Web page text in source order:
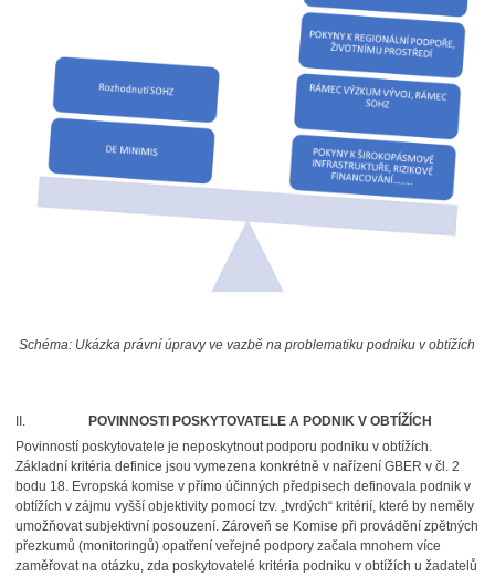
Schéma: Ukázka právní úpravy ve vazbě na problematiku podniku v obtížích
II.
POVINNOSTI POSKYTOVATELE A PODNIK V OBTÍŽÍCH
Povinností poskytovatele je neposkytnout podporu podniku v obtížích.
Základní kritéria definice jsou vymezena konkrétně v nařízení GBER v čl. 2
bodu 18. Evropská komise v přímo účinných předpisech definovala podnik v
obtížích v zájmu vyšší objektivity pomocí tzv. „tvrdých“ kritérií, které by neměly
umožňovat subjektivní posouzení. Zároveň se Komise při provádění zpětných
přezkumů (monitoringů) opatření veřejné podpory začala mnohem více
zaměřovat na otázku, zda poskytovatelé kritéria podniku v obtížích u žadatelů